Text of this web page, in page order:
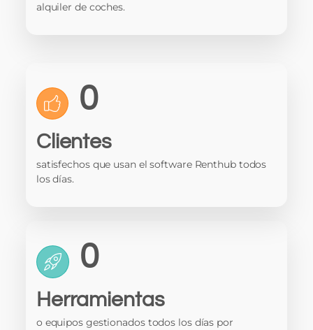
alquiler de coches.
0
Clientes
satisfechos que usan el software Renthub todos
los días.
0
Herramientas
o equipos gestionados todos los días por